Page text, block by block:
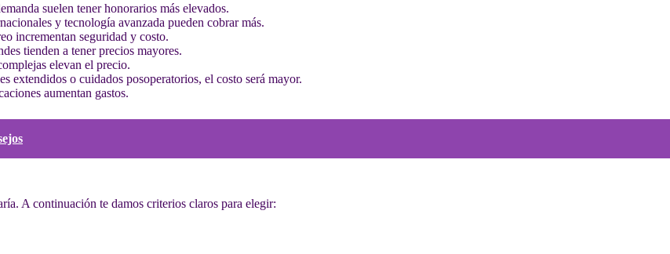
suelen tener honorarios más elevados.
y tecnología avanzada pueden cobrar más.
incrementan seguridad y costo.
tienden a tener precios mayores.
elevan el precio.
extendidos o cuidados posoperatorios, el costo será mayor.
aumentan gastos.
A continuación te damos criterios claros para elegir: